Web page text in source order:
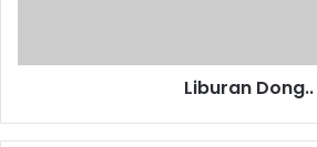
Liburan Dong..